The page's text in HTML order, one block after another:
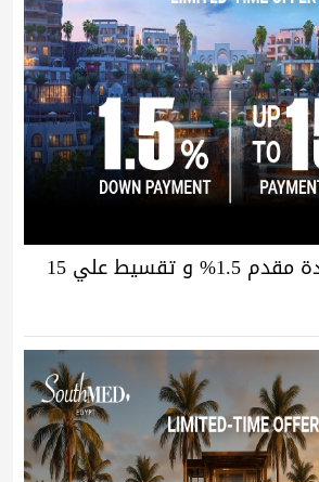
عرض لفترة محدودة مقدم 1.5% و تقسيط علي 15